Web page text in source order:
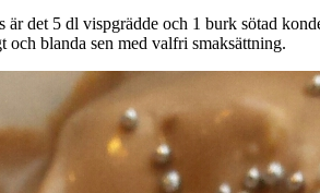
är det 5 dl vispgrädde och 1 burk sötad
och blanda sen med valfri smaksättning.